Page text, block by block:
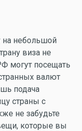
на небольшой
виза не
могут посещать
валют
подача
страны с
не забудьте
которые вы